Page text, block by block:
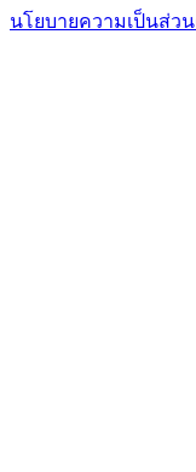
นโยบายความเป็นส่ว